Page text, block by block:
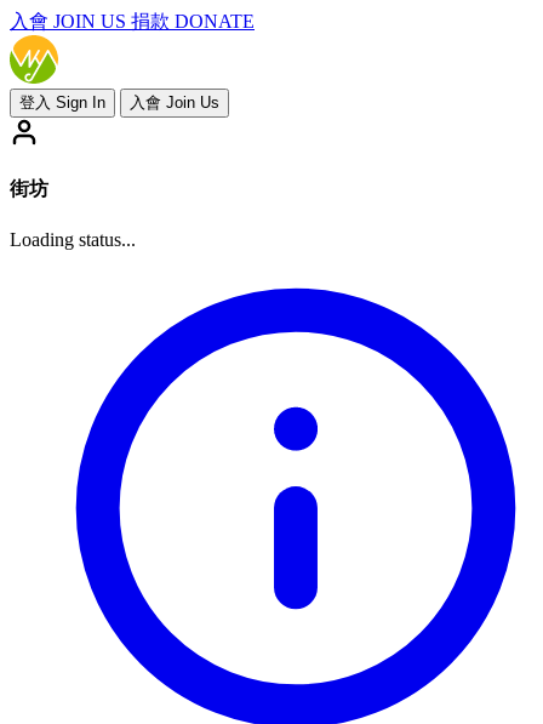
入會 JOIN US 捐款 DONATE
登入 Sign In 入會 Join Us
街坊
Loading status...